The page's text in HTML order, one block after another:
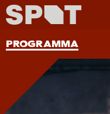
PROGRAMMA